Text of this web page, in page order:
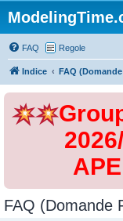
FAQ Regole
Indice FAQ
FAQ (Domande